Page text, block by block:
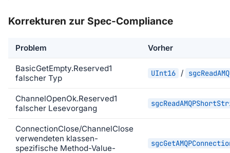
Korrekturen zur Spec-Compliance
Problem Vorher
BasicGetEmpty.Reserved1
falscher Typ
UInt16 /
ChannelOpenOk.Reserved1
falscher Lesevorgang
ConnectionClose/ChannelClose
verwendeten klassen-
spezifische Method-Value-